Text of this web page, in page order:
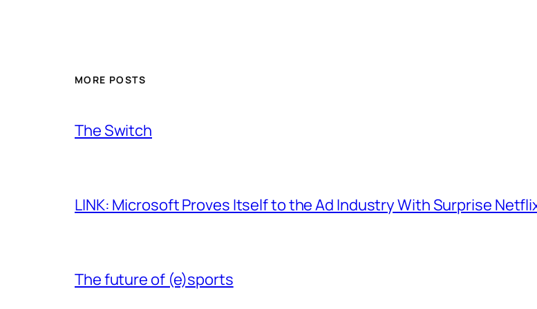
MORE POSTS
The Switch
LINK: Microsoft Proves Itself to the Ad Industry With Surprise
The future of (e)sports